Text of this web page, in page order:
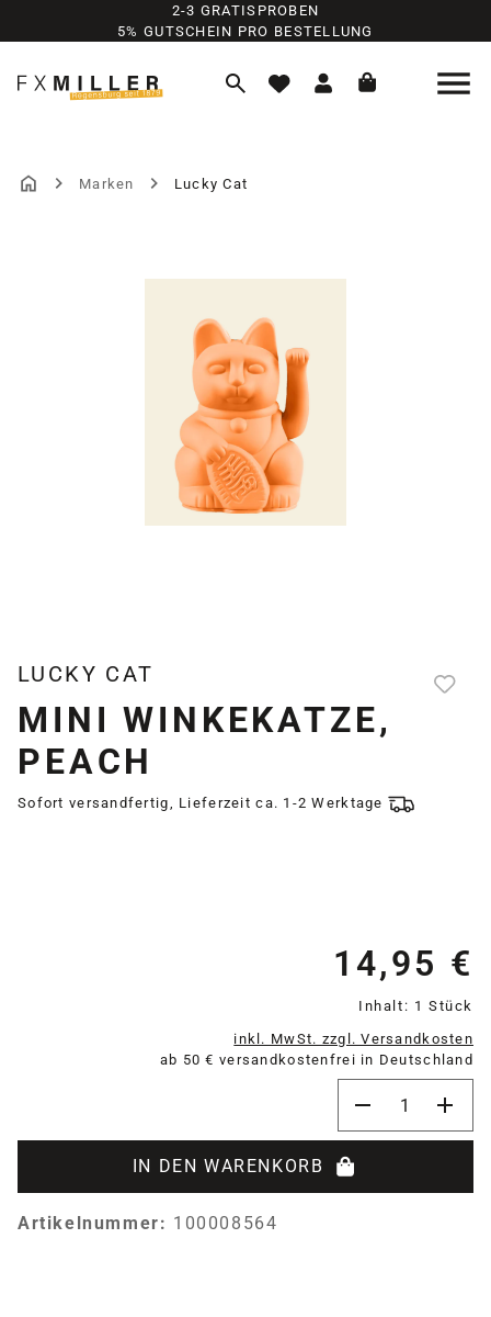
Zum Hauptinhalt springen
2-3 GRATISPROBEN
5% GUTSCHEIN PRO BESTELLUNG
Marken Lucky Cat
Bildergalerie überspringen
LUCKY CAT
MINI WINKEKATZE,
PEACH
Sofort versandfertig, Lieferzeit ca. 1-2 Werktage
14,95 €
Inhalt: 1 Stück
inkl. MwSt. zzgl. Versandkosten
ab 50 € versandkostenfrei in Deutschland
IN DEN WARENKORB
Artikelnummer: 100008564